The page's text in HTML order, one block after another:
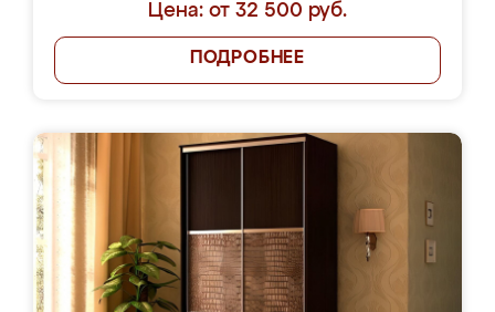
Цена: от 32 500 руб.
ПОДРОБНЕЕ